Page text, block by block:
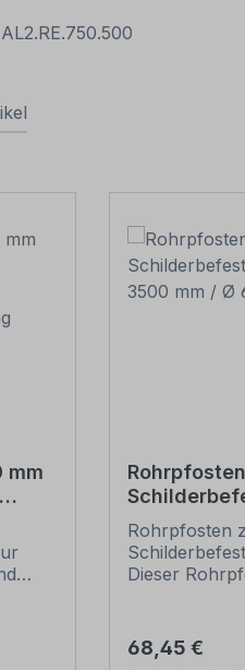
mm
– 3500 mm
mm
Rohrpfosten
Dieser
60 mm
Merkmale
Regulärer
68,45 €